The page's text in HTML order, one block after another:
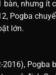
bàn, nhưng ít
Pogba
lớn.
Pogba